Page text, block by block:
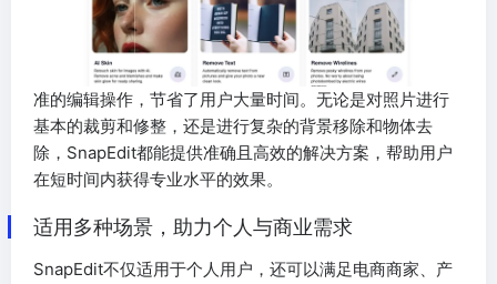
准的编辑操作，节省了用户大量时间。无论是对照片进行
基本的裁剪和修整，还是进行复杂的背景移除和物体去
除，SnapEdit都能提供准确且高效的解决方案，帮助用户
在短时间内获得专业水平的效果。
适用多种场景，助力个人与商业需求
SnapEdit不仅适用于个人用户，还可以满足电商商家、产